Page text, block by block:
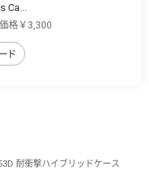
Ca...
格￥3,300
ド
耐衝撃ハイブリッドケース